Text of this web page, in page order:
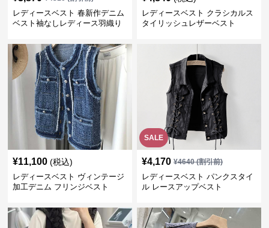
レディースベスト 春新作デニム
ベスト袖なしレディース羽織り
レディースベスト クラシカルス
タイリッシュレザーベスト
¥11,100 (税込)
レディースベスト ヴィンテージ
加工デニム フリンジベスト
SALE
¥4,170 ¥4640(割引前)
レディースベスト パンクスタイ
ル レースアップベスト